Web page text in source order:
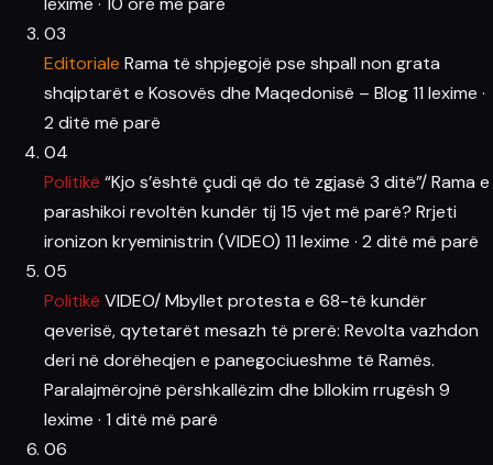
03
Editoriale Rama të shpjegojë pse shpall non grata
shqiptarët e Kosovës dhe Maqedonisë – Blog11 lexime ·
2 ditë më parë
04
Politikë “Kjo s’është çudi që do të zgjasë 3 ditë”/ Rama e
parashikoi revoltën kundër tij 15 vjet më parë? Rrjeti
ironizon kryeministrin (VIDEO) 11 lexime · 2 ditë më parë
05
Politikë VIDEO/ Mbyllet protesta e 68-të kundër
qeverisë, qytetarët mesazh të prerë: Revolta vazhdon
deri në dorëheqjen e panegociueshme të Ramës.
Paralajmërojnë përshkallëzim dhe bllokim rrugësh 9
lexime · 1 ditë më parë
06